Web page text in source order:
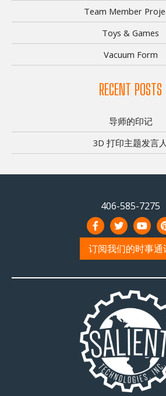
Team Member
Toys & Games
Vacuum Form
RECENT POSTS
导师的印记
3D 打印主题发言人
406-585-7275
订阅我们的时事通